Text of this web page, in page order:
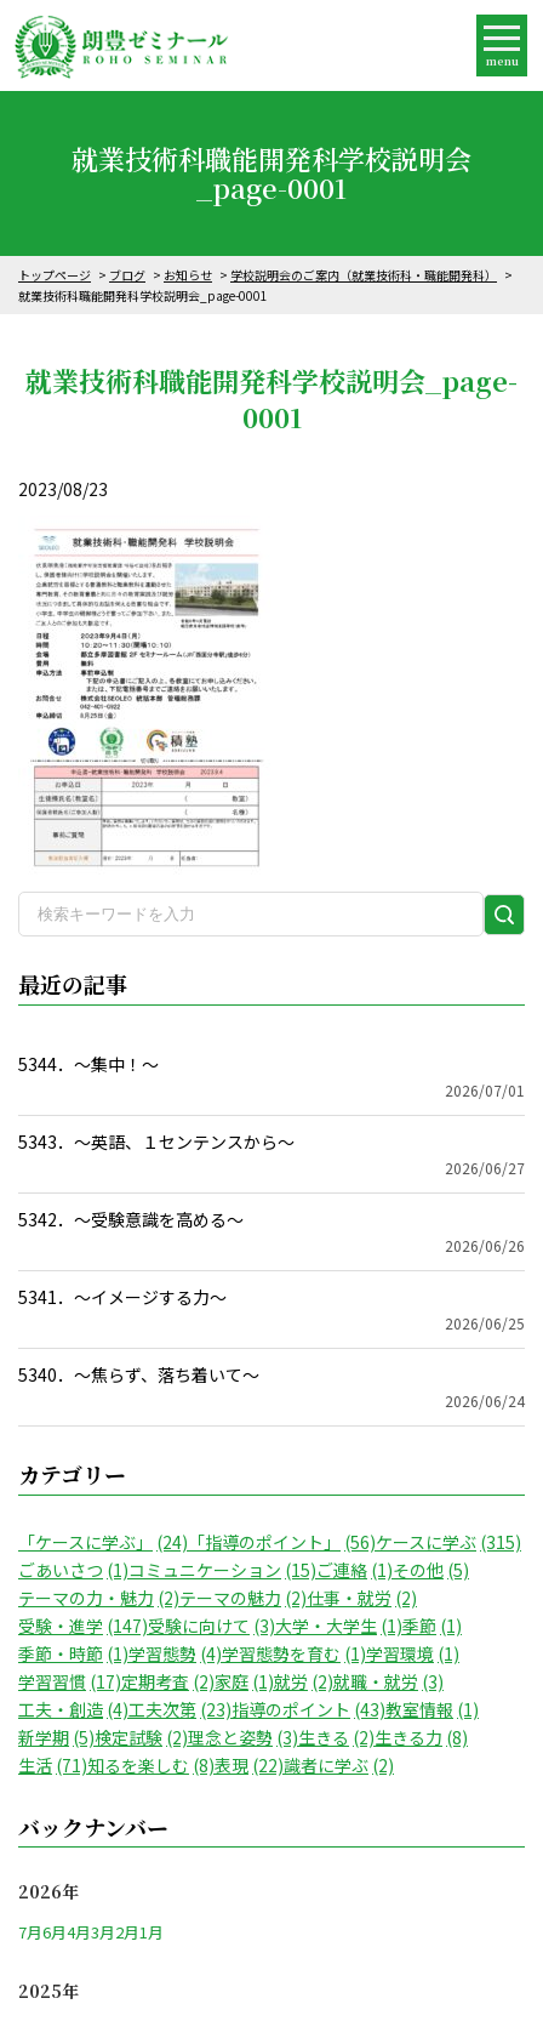
menu
就業技術科職能開発科学校説明会
_page-0001
トップページ ブログ お知らせ
学校説明会のご案内（就業技術科・職能開発科）
就業技術科職能開発科学校説明会_page-0001
就業技術科職能開発科学校説明会_page-
0001
2023/08/23
検
最近の記事
5344．～集中！〜
2026/07/01
5343．～英語、１センテンスから〜
2026/06/27
5342．～受験意識を高める〜
2026/06/26
5341．～イメージする力〜
2026/06/25
5340．～焦らず、落ち着いて〜
2026/06/24
カテゴリー
「ケースに学ぶ」 (24) 「指導のポイント」 (56)ケースに学ぶ (315)
ごあいさつ (1)コミュニケーション (15)ご連絡 (1)その他 (5)
テーマの力・魅力 (2)テーマの魅力 (2)仕事・就労 (2)
受験・進学 (147)受験に向けて (3)大学・大学生 (1)季節 (1)
季節・時節 (1)学習態勢 (4)学習態勢を育む (1)学習環境 (1)
学習習慣 (17)定期考査 (2)家庭 (1)就労 (2)就職・就労 (3)
工夫・創造 (4)工夫次第 (23)指導のポイント (43)教室情報 (1)
新学期 (5)検定試験 (2)理念と姿勢 (3)生きる (2)生きる力 (8)
生活 (71)知るを楽しむ (8)表現 (22)識者に学ぶ (2)
バックナンバー
2026年
7月6月4月3月2月1月
2025年